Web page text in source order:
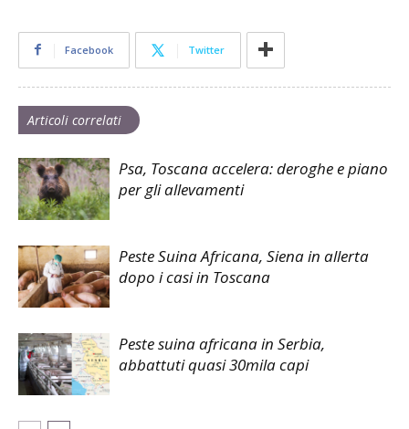
Facebook Twitter
Articoli correlati
Psa, Toscana accelera: deroghe e piano
per gli allevamenti
Peste Suina Africana, Siena in allerta
dopo i casi in Toscana
Peste suina africana in Serbia,
abbattuti quasi 30mila capi